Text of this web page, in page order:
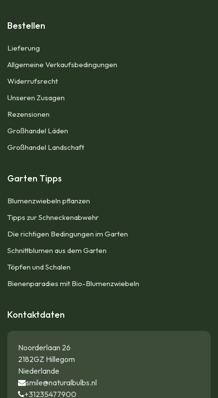
Bestellen
Lieferung
Allgemeine Verkaufsbedingungen​
Widerrufsrecht
Unseren Zusagen
Rezensionen​
Großhandel Läden
Großhandel Landschaft
Garten Tipps
Blumenzwiebeln pflanzen
Tipps zur Schneckenabwehr
Die richtigen Bedingungen im Garten
Schnittblumen aus dem Garten
Töpfen und Schalen
Bienenparadies mit Bio-Blumenzwiebeln
Kontaktdaten
Noorderlaan 26
2182GZ Hillegom
Niederlande
smile@naturalbulbs.nl
+31235477900